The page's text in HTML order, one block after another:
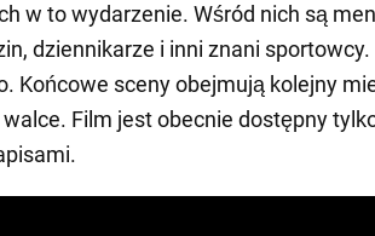
w to wydarzenie. Wśród nich są
dziennikarze i inni znani
Końcowe sceny obejmują kolejny
Film jest obecnie dostępny